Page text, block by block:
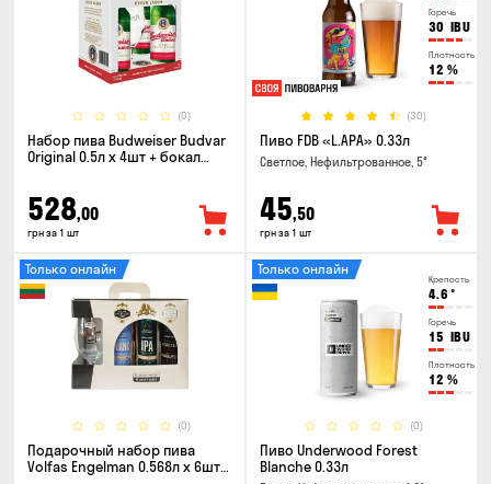
(0)
Набор пива Budweiser Budvar
Original 0.5л х 4шт + бокал
528,00
грн за 1 шт
Горечь
30 IBU
Плотность
12 %
(30)
Пиво FDB «L.APA» 0.33л
Светлое, Нефильтрованное, 5°
45,50
грн за 1 шт
(0)
Только онлайн
Подарочный набор пива
Volfas Engelman 0.568л x 6шт +
Крепость
4.6 °
Горечь
15 IBU
Плотность
12 %
(0)
Только онлайн
Пиво Underwood Forest
Blanche 0.33л